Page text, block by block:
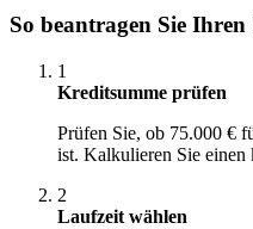
So beantragen Sie
1
Kreditsumme prüfen
Prüfen Sie, ob 75.000 €
ist. Kalkulieren Sie einen
2
Laufzeit wählen